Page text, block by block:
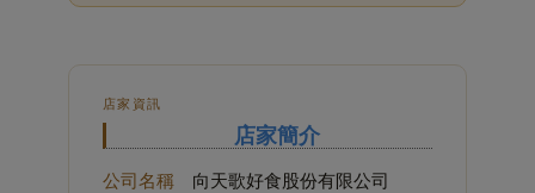
店家資訊
店家簡介
公司名稱向天歌好食股份有限公司